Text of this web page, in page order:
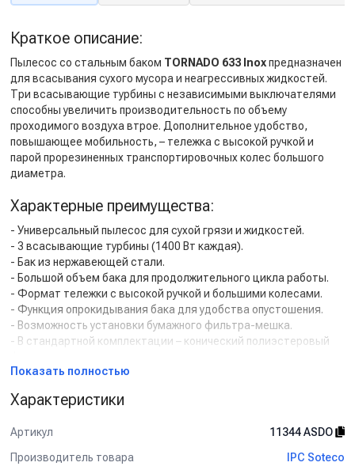
Краткое описание:
Пылесос со стальным баком TORNADO 633 Inoxпредназначен
для всасывания сухого мусора и неагрессивных жидкостей.
Три всасывающие турбины с независимыми выключателями
способны увеличить производительность по объему
проходимого воздуха втрое. Дополнительное удобство,
повышающее мобильность, – тележка с высокой ручкой и
парой прорезиненных транспортировочных колес большого
диаметра.
Характерные преимущества:
- Универсальный пылесос для сухой грязи и жидкостей.
- 3 всасывающие турбины (1400 Вт каждая).
- Бак из нержавеющей стали.
- Большой объем бака для продолжительного цикла работы.
- Формат тележки с высокой ручкой и большими колесами.
- Функция опрокидывания бака для удобства опустошения.
- Возможность установки бумажного фильтра-мешка.
- В стандартной комплектации – конический полиэстеровый
Комплект поставки:
- Гибкий всасывающий шланг 2.5 м.
- Удлинительные трубки алюминий-пластик 0.5 м, 2 шт.
Показать полностью
Характеристики
Артикул
11344 ASDO
Производитель товара
IPC Soteco